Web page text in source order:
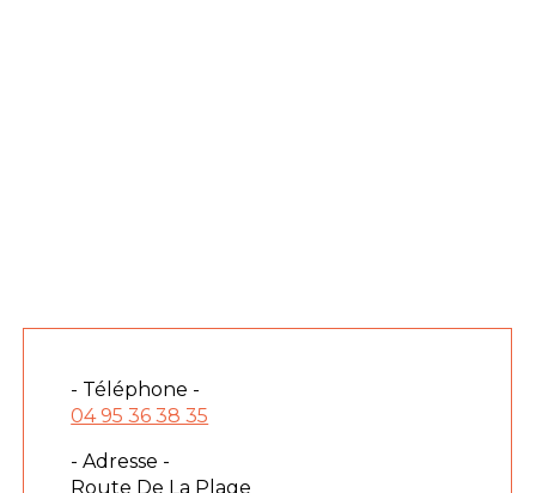
- Téléphone -
04 95 36 38 35
- Adresse -
Route De La Plage